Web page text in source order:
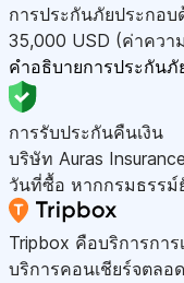
การประกันภัยประกอบ
35,000 USD (ค่าควา
คำอธิบายการประกันภั
การรับประกันคืนเงิน
บริษัท Auras
วันที่ซื้อ หากกรมธรรม์
Tripbox คือบริการกา
บริการคอนเชียร์จตลอ